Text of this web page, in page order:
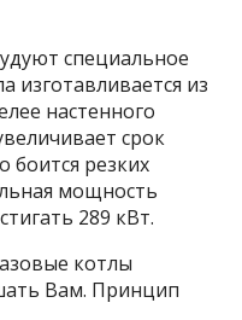
специальное
изготавливается из
настенного
срок
боится резких
мощность
289 кВт.
котлы
Вам. Принцип